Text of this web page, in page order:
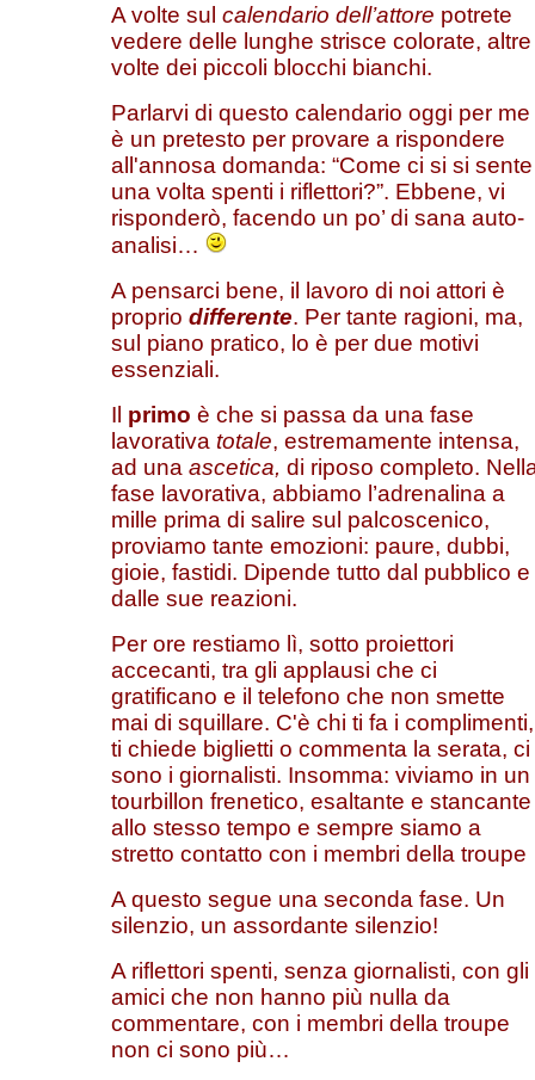
A volte sul calendario dell’attore potrete
vedere delle lunghe strisce colorate, altre
volte dei piccoli blocchi bianchi.
Parlarvi di questo calendario oggi per me
è un pretesto per provare a rispondere
all'annosa domanda: “Come ci si si sente
una volta spenti i riflettori?”. Ebbene, vi
risponderò, facendo un po’ di sana auto-
analisi…
A pensarci bene, il lavoro di noi attori è
proprio differente. Per tante ragioni, ma,
sul piano pratico, lo è per due motivi
essenziali.
Il primo è che si passa da una fase
lavorativa totale, estremamente intensa,
ad una ascetica, di riposo completo.
fase lavorativa, abbiamo l’adrenalina a
mille prima di salire sul palcoscenico,
proviamo tante emozioni: paure, dubbi,
gioie, fastidi. Dipende tutto dal pubblico e
dalle sue reazioni.
Per ore restiamo lì, sotto proiettori
accecanti, tra gli applausi che ci
gratificano e il telefono che non smette
mai di squillare. C'è chi ti fa i complimenti,
ti chiede biglietti o commenta la serata, ci
sono i giornalisti. Insomma: viviamo in un
tourbillon frenetico, esaltante e stancante
allo stesso tempo e sempre siamo a
stretto contatto con i membri della troupe
A questo segue una seconda fase. Un
silenzio, un assordante silenzio!
A riflettori spenti, senza giornalisti, con gli
amici che non hanno più nulla da
commentare, con i membri della troupe
non ci sono più…